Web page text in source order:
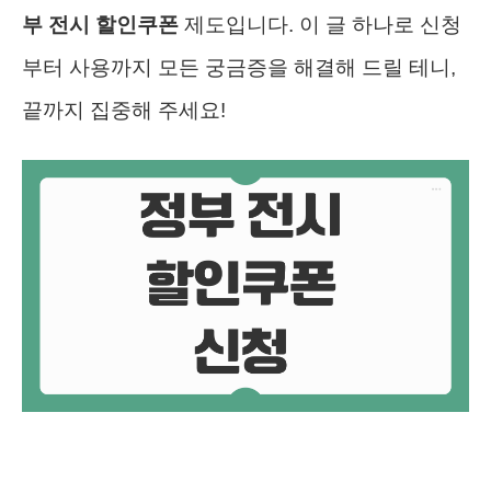
부 전시 할인쿠폰 제도입니다. 이 글 하나로 신청
부터 사용까지 모든 궁금증을 해결해 드릴 테니,
끝까지 집중해 주세요!